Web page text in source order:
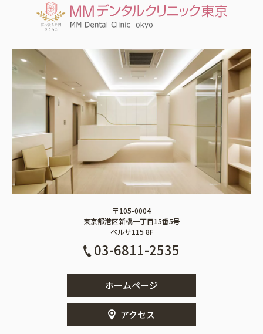
〒105-0004
東京都港区新橋一丁目15番5号
ペルサ115 8F
03-6811-2535
ホームページ
アクセス